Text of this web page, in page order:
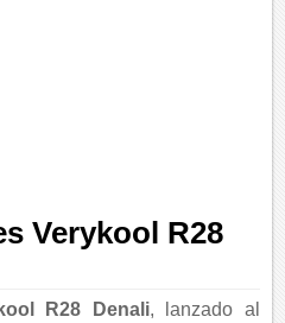
Verykool R28
R28 Denali, lanzado al